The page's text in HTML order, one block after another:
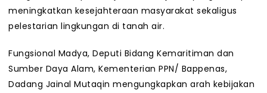
meningkatkan kesejahteraan masyarakat sekaligus
pelestarian lingkungan di tanah air.
Fungsional Madya, Deputi Bidang Kemaritiman dan
Sumber Daya Alam, Kementerian PPN/ Bappenas,
Dadang Jainal Mutaqin mengungkapkan arah kebijakan